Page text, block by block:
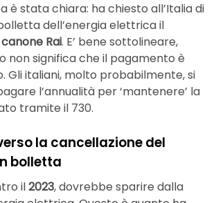
è stata chiara: ha chiesto all’Italia di
dell’energia elettrica il
canone Rai. E’ bene sottolineare,
non significa che il pagamento è
Gli italiani, molto probabilmente, si
l’annualità per ‘mantenere’ la
tramite il 730.
la cancellazione del
bolletta
il2023, dovrebbe sparire dalla